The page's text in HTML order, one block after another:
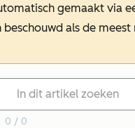
gemaakt via
als de meest
0 / 0